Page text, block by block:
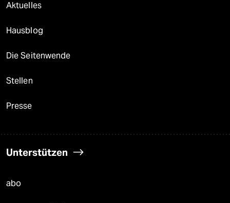
Aktuelles
Hausblog
Die Seitenwende
Stellen
Presse
Unterstützen
abo